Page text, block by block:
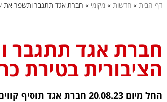
דף הבית » חדשות » מקומי » חברת אגד תתגבר ותשפר את
חברת אגד תתגבר
הציבורית בטירת
החל מיום 20.08.23 חברת